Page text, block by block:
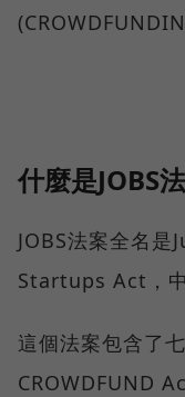
什麼是JOBS
JOBS法案全名
Startups Act，
這個法案包含了
CROWDFUND